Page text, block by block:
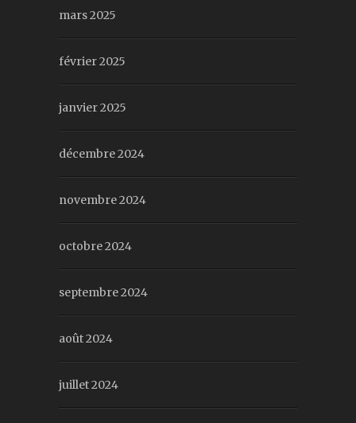
mars 2025
février 2025
janvier 2025
décembre 2024
novembre 2024
octobre 2024
septembre 2024
août 2024
juillet 2024